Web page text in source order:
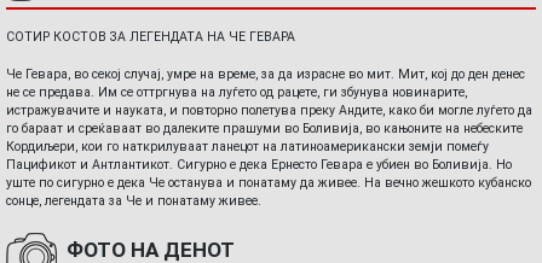
СОТИР КОСТОВ ЗА ЛЕГЕНДАТА НА ЧЕ ГЕВАРА
Че Гевара, во секој случај, умре на време, за да израсне во мит. Мит, кој до ден денес
не се предава. Им се оттргнува на луѓето од рацете, ги збунува новинарите,
истражувачите и науката, и повторно полетува преку Андите, како би могле луѓето да
го бараат и среќаваат во далеките прашуми во Боливија, во кањоните на небеските
Кордиљери, кои го наткрилуваат ланецот на латиноамерикански земји помеѓу
Пацификот и Антлантикот. Сигурно е дека Ернесто Гевара е убиен во Боливија. Но
уште по сигурно е дека Че останува и понатаму да живее. На вечно жешкото кубанско
сонце, легендата за Че и понатаму живее.
ФОТО НА ДЕНОТ